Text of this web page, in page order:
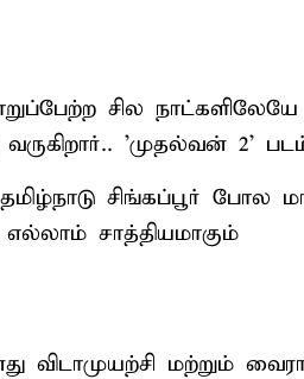
சில நாட்களிலேயே
'முதல்வன் 2'
சிங்கப்பூர் போல
சாத்தியமாகும்
விடாமுயற்சி மற்றும்